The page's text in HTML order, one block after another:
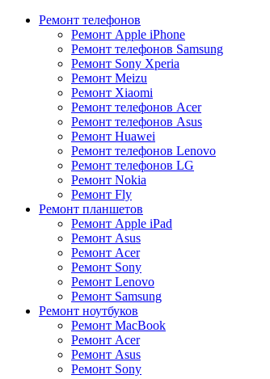
Ремонт телефонов
Ремонт Apple iPhone
Ремонт телефонов Samsung
Ремонт Sony Xperia
Ремонт Meizu
Ремонт Xiaomi
Ремонт телефонов Acer
Ремонт телефонов Asus
Ремонт Huawei
Ремонт телефонов Lenovo
Ремонт телефонов LG
Ремонт Nokia
Ремонт Fly
Ремонт планшетов
Ремонт Apple iPad
Ремонт Asus
Ремонт Acer
Ремонт Sony
Ремонт Lenovo
Ремонт Samsung
Ремонт ноутбуков
Ремонт MacBook
Ремонт Acer
Ремонт Asus
Ремонт Sony